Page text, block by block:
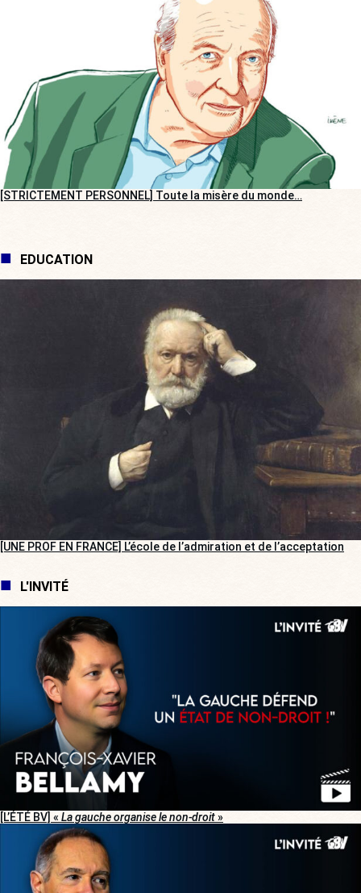
[STRICTEMENT PERSONNEL] Toute la misère du monde…
EDUCATION
[UNE PROF EN FRANCE] L’école de l’admiration et de l’acceptation
L'INVITÉ
[L’ÉTÉ BV] « La gauche organise le non-droit»